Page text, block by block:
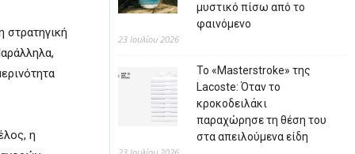
στρατηγική
η
μυστικό πίσω από το
φαινόμενο
23 Ιουλίου 2026
Το «Masterstroke» της
Lacoste: Όταν το
κροκοδειλάκι
παραχώρησε τη θέση του
στα απειλούμενα είδη